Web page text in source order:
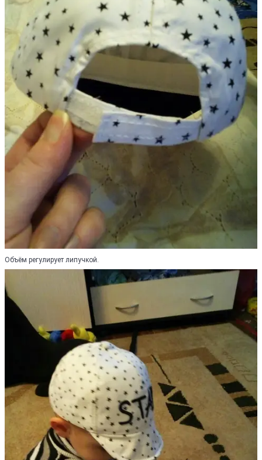
Объём регулирует липучкой.